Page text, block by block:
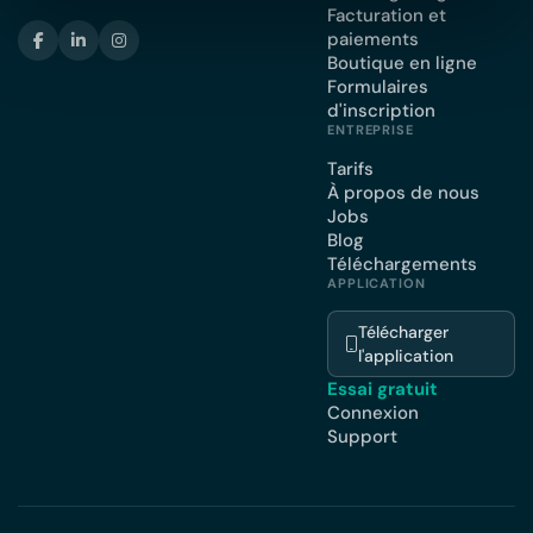
Facturation et
paiements
Boutique en ligne
Formulaires
d'inscription
ENTREPRISE
Tarifs
À propos de nous
Jobs
Blog
Téléchargements
APPLICATION
Télécharger
l'application
Essai gratuit
Connexion
Support